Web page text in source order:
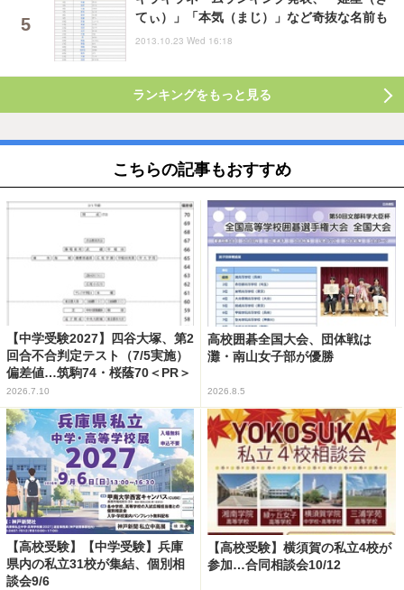
てぃ）」「本気（まじ）」など奇抜な名前も
2013.10.23 Wed 16:18
ランキングをもっと見る
こちらの記事もおすすめ
【中学受験2027】四谷大塚、第2
回合不合判定テスト（7/5実施）
偏差値…筑駒74・桜蔭70＜PR＞
2026.7.10
高校囲碁全国大会、団体戦は
灘・南山女子部が優勝
2026.8.5
【高校受験】【中学受験】兵庫
県内の私立31校が集結、個別相
談会9/6
【高校受験】横須賀の私立4校が
参加…合同相談会10/12